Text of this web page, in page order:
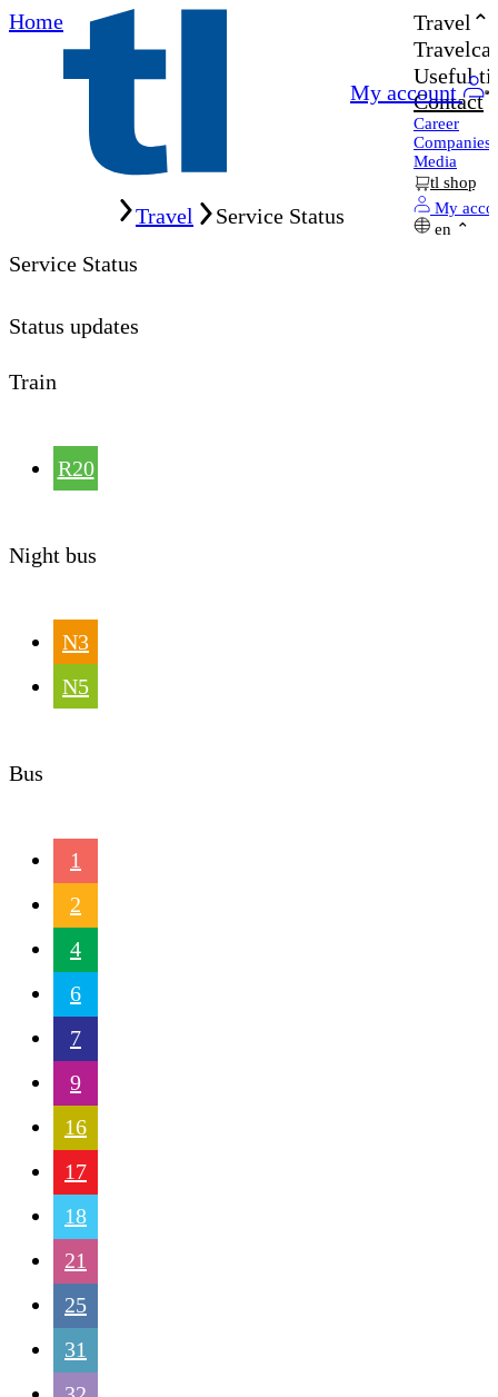
Home
My account
Travel
Useful
Contact
Career
Companies
Media
tl shop
My
en
Travel
Service Status
Service Status
Status updates
Train
R20
Night bus
N3
N5
Bus
1
2
4
6
7
9
16
17
18
21
25
31